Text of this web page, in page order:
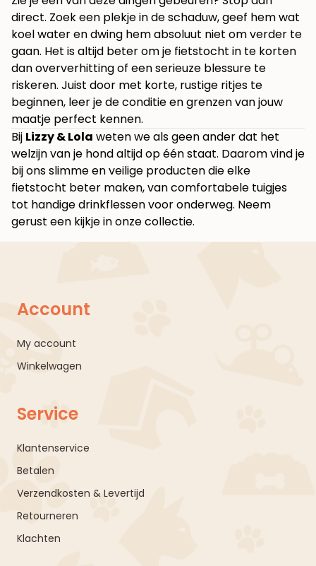
direct. Zoek een plekje in de schaduw, geef hem wat
koel water en dwing hem absoluut niet om verder te
gaan. Het is altijd beter om je fietstocht in te korten
dan oververhitting of een serieuze blessure te
riskeren. Juist door met korte, rustige ritjes te
beginnen, leer je de conditie en grenzen van jouw
maatje perfect kennen.
Bij Lizzy & Lola weten we als geen ander dat het
welzijn van je hond altijd op één staat. Daarom vind je
bij ons slimme en veilige producten die elke
fietstocht beter maken, van comfortabele tuigjes
tot handige drinkflessen voor onderweg. Neem
gerust een kijkje inonze collectie.
Account
My account
Winkelwagen
Service
Klantenservice
Betalen
Verzendkosten & Levertijd
Retourneren
Klachten